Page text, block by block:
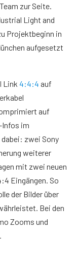
zur Seite.
Light and
Projektbeginn in
aufgesetzt
Link 4:4:4 auf
auf
Infos im
zwei Sony
weiterer
mit zwei neuen
Eingängen. So
der Bilder über
Bei den
Zooms und